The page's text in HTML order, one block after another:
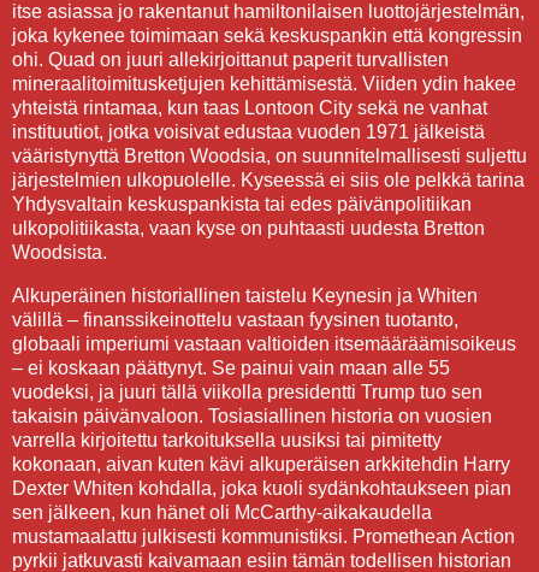
itse asiassa jo rakentanut hamiltonilaisen luottojärjestelmän,
joka kykenee toimimaan sekä keskuspankin että kongressin
ohi. Quad on juuri allekirjoittanut paperit turvallisten
mineraalitoimitusketjujen kehittämisestä. Viiden ydin hakee
yhteistä rintamaa, kun taas Lontoon City sekä ne vanhat
instituutiot, jotka voisivat edustaa vuoden 1971 jälkeistä
vääristynyttä Bretton Woodsia, on suunnitelmallisesti suljettu
järjestelmien ulkopuolelle. Kyseessä ei siis ole pelkkä tarina
Yhdysvaltain keskuspankista tai edes päivänpolitiikan
ulkopolitiikasta, vaan kyse on puhtaasti uudesta Bretton
Woodsista.
Alkuperäinen historiallinen taistelu Keynesin ja Whiten
välillä – finanssikeinottelu vastaan fyysinen tuotanto,
globaali imperiumi vastaan valtioiden itsemääräämisoikeus
– ei koskaan päättynyt. Se painui vain maan alle 55
vuodeksi, ja juuri tällä viikolla presidentti Trump tuo sen
takaisin päivänvaloon. Tosiasiallinen historia on vuosien
varrella kirjoitettu tarkoituksella uusiksi tai pimitetty
kokonaan, aivan kuten kävi alkuperäisen arkkitehdin Harry
Dexter Whiten kohdalla, joka kuoli sydänkohtaukseen pian
sen jälkeen, kun hänet oli McCarthy-aikakaudella
mustamaalattu julkisesti kommunistiksi. Promethean Action
pyrkii jatkuvasti kaivamaan esiin tämän todellisen historian